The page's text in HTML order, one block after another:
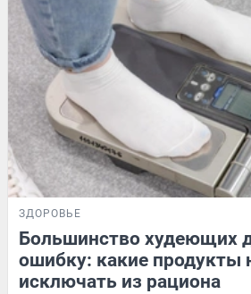
ЗДОРОВЬЕ
Большинство худеющих
ошибку: какие продукты
исключать из рациона